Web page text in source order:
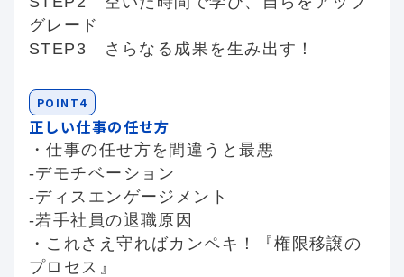
グレード
STEP3 さらなる成果を生み出す！
POINT4
正しい仕事の任せ方
・仕事の任せ方を間違うと最悪
‐デモチベーション
‐ディスエンゲージメント
‐若手社員の退職原因
・これさえ守ればカンペキ！『権限移譲の
プロセス』